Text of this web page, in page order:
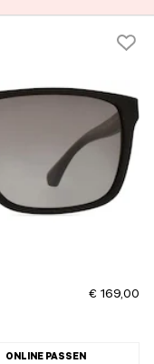
€ 169,00
ONLINE PASSEN